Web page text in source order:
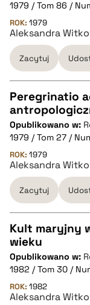
pobierz cytat
BIBTEX
pobierz cytat
1979 / Tom 86 /
ROK: 1979
Aleksandra
Zacytuj
CZYSTY TEKST
pobierz cytat
BIBTEX
pobierz cytat
Peregrinatio
Opublikowano w:
1979 / Tom 27 /
ROK: 1979
Aleksandra
Zacytuj
CZYSTY TEKST
pobierz cytat
Kult maryjny
wieku
Opublikowano w:
1982 / Tom 30 /
ROK: 1982
Aleksandra